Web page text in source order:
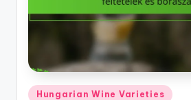
Posted
Hungarian Wine Varieties